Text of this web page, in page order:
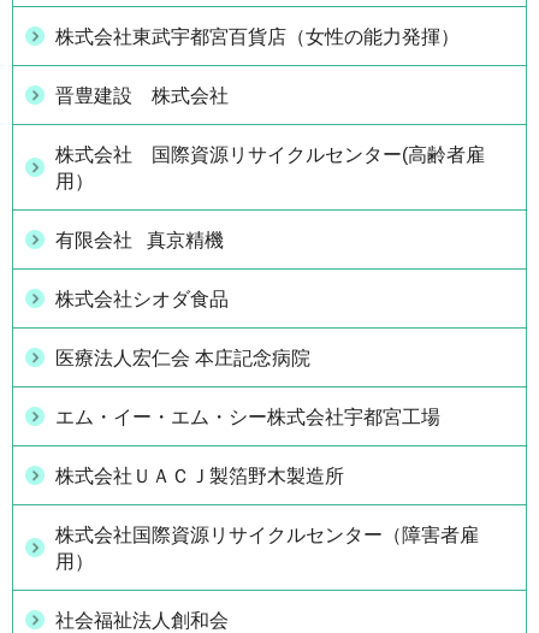
株式会社東武宇都宮百貨店（女性の能力発揮）
晋豊建設 株式会社
株式会社 国際資源リサイクルセンター(高齢者雇
用）
有限会社 真京精機
株式会社シオダ食品
医療法人宏仁会 本庄記念病院
エム・イー・エム・シー株式会社宇都宮工場
株式会社ＵＡＣＪ製箔野木製造所
株式会社国際資源リサイクルセンター（障害者雇
用）
社会福祉法人創和会